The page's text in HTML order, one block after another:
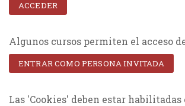
ACCEDER
Algunos cursos permiten el acceso
ENTRAR COMO PERSONA INVITADA
Las 'Cookies' deben estar habilitadas